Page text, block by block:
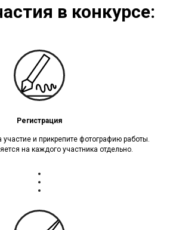
в конкурсе:
Регистрация
участие и прикрепите фотографию работы.
на каждого участника отдельно.